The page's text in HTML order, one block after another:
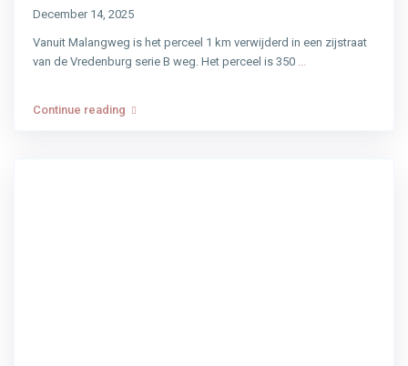
December 14, 2025
Vanuit Malangweg is het perceel 1 km verwijderd in een zijstraat
van de Vredenburg serie B weg. Het perceel is 350
Continue reading